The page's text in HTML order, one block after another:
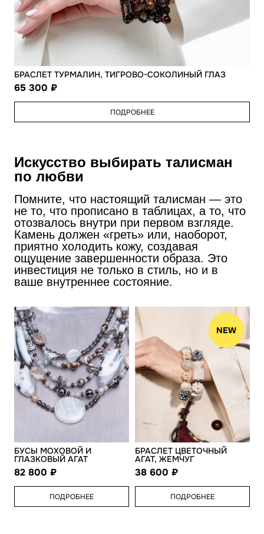
БРАСЛЕТ ТУРМАЛИН, ТИГРОВО-СОКОЛИНЫЙ ГЛАЗ
65 300
ПОДРОБНЕЕ
Искусство выбирать талисман
по любви
Помните, что настоящий талисман — это
не то, что прописано в таблицах, а то, что
отозвалось внутри при первом взгляде.
Камень должен «греть» или, наоборот,
приятно холодить кожу, создавая
ощущение завершенности образа. Это
инвестиция не только в стиль, но и в
ваше внутреннее состояние.
БУСЫ МОХОВОЙ И
ГЛАЗКОВЫЙ АГАТ
82 800
ПОДРОБНЕЕ
NEW
БРАСЛЕТ ЦВЕТОЧНЫЙ
АГАТ, ЖЕМЧУГ
38 600
ПОДРОБНЕЕ